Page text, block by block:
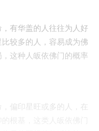
有华盖的人往往为人好
较多的人，容易成为佛
这种人皈依佛门的概率
偏印星旺或多的人，在